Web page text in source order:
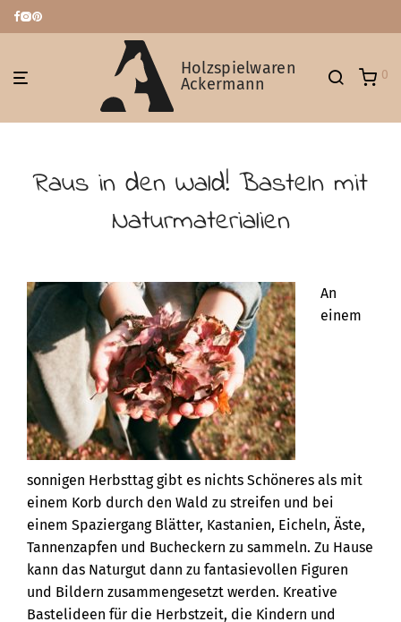
Holzspielwaren
Ackermann
0
Raus in den Wald! Basteln mit
Naturmaterialien
An
einem
sonnigen Herbsttag gibt es nichts Schöneres als mit
einem Korb durch den Wald zu streifen und bei
einem Spaziergang Blätter, Kastanien, Eicheln, Äste,
Tannenzapfen und Bucheckern zu sammeln. Zu Hause
kann das Naturgut dann zu fantasievollen Figuren
und Bildern zusammengesetzt werden. Kreative
Bastelideen für die Herbstzeit, die Kindern und